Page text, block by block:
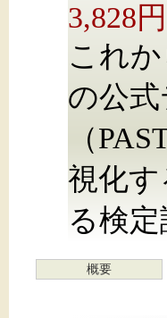
3,828
これ
の公
（
視化
る検定
概要